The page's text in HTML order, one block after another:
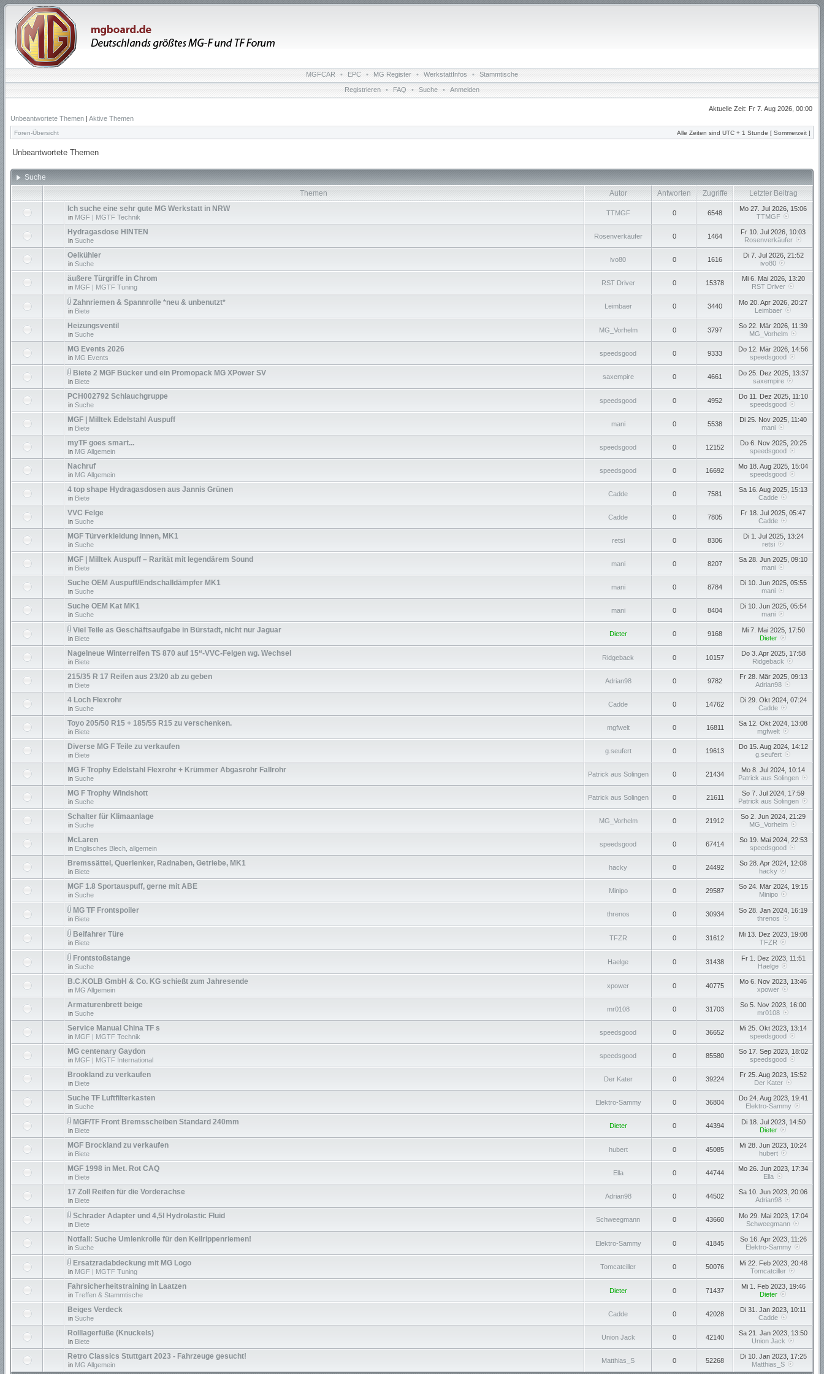
MGFCAR • EPC • MG Register • WerkstattInfos • Stammtische
Registrieren • FAQ • Suche • Anmelden
Aktuelle Zeit: Fr 7. Aug 2026, 00:00
Unbeantwortete Themen | Aktive Themen
Foren-Übersicht Alle Zeiten sind UTC + 1 Stunde [ Sommerzeit ]
Unbeantwortete Themen
Suche
Themen
Autor Antworten Zugriffe
Letzter Beitrag
Ich suche eine sehr gute MG Werkstatt in NRW
in MGF | MGTF Technik
TTMGF 0 6548
Mo 27. Jul 2026, 15:06
TTMGF
Hydragasdose HINTEN
in Suche
Rosenverkäufer 0 1464
Fr 10. Jul 2026, 10:03
Rosenverkäufer
Oelkühler
in Suche
ivo80 0 1616
Di 7. Jul 2026, 21:52
ivo80
äußere Türgriffe in Chrom
in MGF | MGTF Tuning
RST Driver 0 15378
Mi 6. Mai 2026, 13:20
RST Driver
Zahnriemen & Spannrolle *neu & unbenutzt*
in Biete
Leimbaer 0 3440
Mo 20. Apr 2026, 20:27
Leimbaer
Heizungsventil
in Suche
MG_Vorhelm 0 3797
So 22. Mär 2026, 11:39
MG_Vorhelm
MG Events 2026
in MG Events
speedsgood 0 9333
Do 12. Mär 2026, 14:56
speedsgood
Biete 2 MGF Bücker und ein Promopack MG XPower SV
in Biete
saxempire 0 4661
Do 25. Dez 2025, 13:37
saxempire
PCH002792 Schlauchgruppe
in Suche
speedsgood 0 4952
Do 11. Dez 2025, 11:10
speedsgood
MGF | Milltek Edelstahl Auspuff
in Biete
mani 0 5538
Di 25. Nov 2025, 11:40
mani
myTF goes smart...
in MG Allgemein
speedsgood 0 12152
Do 6. Nov 2025, 20:25
speedsgood
Nachruf
in MG Allgemein
speedsgood 0 16692
Mo 18. Aug 2025, 15:04
speedsgood
4 top shape Hydragasdosen aus Jannis Grünen
in Biete
Cadde 0 7581
Sa 16. Aug 2025, 15:13
Cadde
VVC Felge
in Suche
Cadde 0 7805
Fr 18. Jul 2025, 05:47
Cadde
MGF Türverkleidung innen, MK1
in Suche
retsi 0 8306
Di 1. Jul 2025, 13:24
retsi
MGF | Milltek Auspuff – Rarität mit legendärem Sound
in Biete
mani 0 8207
Sa 28. Jun 2025, 09:10
mani
Suche OEM Auspuff/Endschalldämpfer MK1
in Suche
mani 0 8784
Di 10. Jun 2025, 05:55
mani
Suche OEM Kat MK1
in Suche
mani 0 8404
Di 10. Jun 2025, 05:54
mani
Viel Teile as Geschäftsaufgabe in Bürstadt, nicht nur Jaguar
in Biete
Dieter 0 9168
Mi 7. Mai 2025, 17:50
Dieter
Nagelneue Winterreifen TS 870 auf 15“-VVC-Felgen wg. Wechsel
in Biete
Ridgeback 0 10157
Do 3. Apr 2025, 17:58
Ridgeback
215/35 R 17 Reifen aus 23/20 ab zu geben
in Biete
Adrian98 0 9782
Fr 28. Mär 2025, 09:13
Adrian98
4 Loch Flexrohr
in Suche
Cadde 0 14762
Di 29. Okt 2024, 07:24
Cadde
Toyo 205/50 R15 + 185/55 R15 zu verschenken.
in Biete
mgfwelt 0 16811
Sa 12. Okt 2024, 13:08
mgfwelt
Diverse MG F Teile zu verkaufen
in Biete
g.seufert 0 19613
Do 15. Aug 2024, 14:12
g.seufert
MG F Trophy Edelstahl Flexrohr + Krümmer Abgasrohr Fallrohr
in Suche
Patrick aus Solingen 0 21434
Mo 8. Jul 2024, 10:14
Patrick aus Solingen
MG F Trophy Windshott
in Suche
Patrick aus Solingen 0 21611
So 7. Jul 2024, 17:59
Patrick aus Solingen
Schalter für Klimaanlage
in Suche
MG_Vorhelm 0 21912
So 2. Jun 2024, 21:29
MG_Vorhelm
McLaren
in Englisches Blech, allgemein
speedsgood 0 67414
So 19. Mai 2024, 22:53
speedsgood
Bremssättel, Querlenker, Radnaben, Getriebe, MK1
in Biete
hacky 0 24492
So 28. Apr 2024, 12:08
hacky
MGF 1.8 Sportauspuff, gerne mit ABE
in Suche
Minipo 0 29587
So 24. Mär 2024, 19:15
Minipo
MG TF Frontspoiler
in Biete
threnos 0 30934
So 28. Jan 2024, 16:19
threnos
Beifahrer Türe
in Biete
TFZR 0 31612
Mi 13. Dez 2023, 19:08
TFZR
Frontstoßstange
in Suche
Haelge 0 31438
Fr 1. Dez 2023, 11:51
Haelge
B.C.KOLB GmbH & Co. KG schießt zum Jahresende
in MG Allgemein
xpower 0 40775
Mo 6. Nov 2023, 13:46
xpower
Armaturenbrett beige
in Suche
mr0108 0 31703
So 5. Nov 2023, 16:00
mr0108
Service Manual China TF s
in MGF | MGTF Technik
speedsgood 0 36652
Mi 25. Okt 2023, 13:14
speedsgood
MG centenary Gaydon
in MGF | MGTF International
speedsgood 0 85580
So 17. Sep 2023, 18:02
speedsgood
Brookland zu verkaufen
in Biete
Der Kater 0 39224
Fr 25. Aug 2023, 15:52
Der Kater
Suche TF Luftfilterkasten
in Suche
Elektro-Sammy 0 36804
Do 24. Aug 2023, 19:41
Elektro-Sammy
MGF/TF Front Bremsscheiben Standard 240mm
in Biete
Dieter 0 44394
Di 18. Jul 2023, 14:50
Dieter
MGF Brockland zu verkaufen
in Biete
hubert 0 45085
Mi 28. Jun 2023, 10:24
hubert
MGF 1998 in Met. Rot CAQ
in Biete
Ella 0 44744
Mo 26. Jun 2023, 17:34
Ella
17 Zoll Reifen für die Vorderachse
in Biete
Adrian98 0 44502
Sa 10. Jun 2023, 20:06
Adrian98
Schrader Adapter und 4,5l Hydrolastic Fluid
in Biete
Schweegmann 0 43660
Mo 29. Mai 2023, 17:04
Schweegmann
Notfall: Suche Umlenkrolle für den Keilrippenriemen!
in Suche
Elektro-Sammy 0 41845
So 16. Apr 2023, 11:26
Elektro-Sammy
Ersatzradabdeckung mit MG Logo
in MGF | MGTF Tuning
Tomcatciller 0 50076
Mi 22. Feb 2023, 20:48
Tomcatciller
Fahrsicherheitstraining in Laatzen
in Treffen & Stammtische
Dieter 0 71437
Mi 1. Feb 2023, 19:46
Dieter
Beiges Verdeck
in Suche
Cadde 0 42028
Di 31. Jan 2023, 10:11
Cadde
Rolllagerfüße (Knuckels)
in Biete
Union Jack 0 42140
Sa 21. Jan 2023, 13:50
Union Jack
Retro Classics Stuttgart 2023 - Fahrzeuge gesucht!
in MG Allgemein
Matthias_S 0 52268
Di 10. Jan 2023, 17:25
Matthias_S